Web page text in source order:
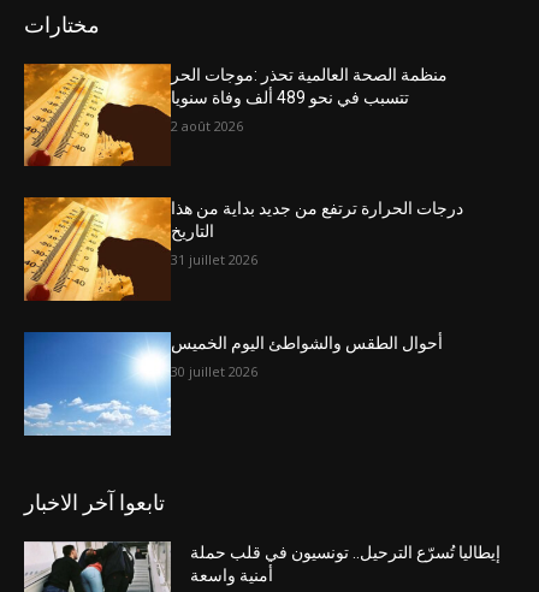
مختارات
منظمة الصحة العالمية تحذر :موجات الحر
تتسبب في نحو 489 ألف وفاة سنويا
2 août 2026
درجات الحرارة ترتفع من جديد بداية من هذا
التاريخ
31 juillet 2026
أحوال الطقس والشواطئ اليوم الخميس
30 juillet 2026
تابعوا آخر الاخبار
إيطاليا تُسرّع الترحيل.. تونسيون في قلب حملة
أمنية واسعة